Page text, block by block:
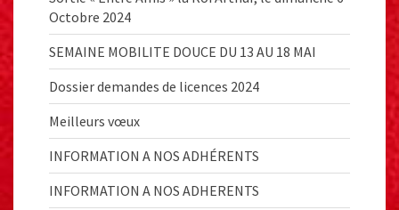
Octobre 2024
SEMAINE MOBILITE DOUCE DU 13 AU 18 MAI
Dossier demandes de licences 2024
Meilleurs vœux
INFORMATION A NOS ADHÉRENTS
INFORMATION A NOS ADHERENTS